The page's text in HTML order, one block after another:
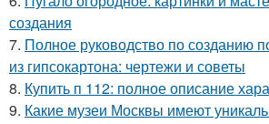
создания
7. Полное руководство по созданию
из гипсокартона: чертежи и советы
8. Купить п 112: полное описание
9. Какие музеи Москвы имеют